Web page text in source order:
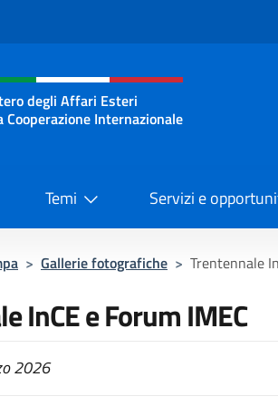
social e menù
degli Affari Esteri
Cooperazione Internazionale
Temi Servizi e
> Gallerie fotografiche > Trentennale
InCE e Forum IMEC
2026